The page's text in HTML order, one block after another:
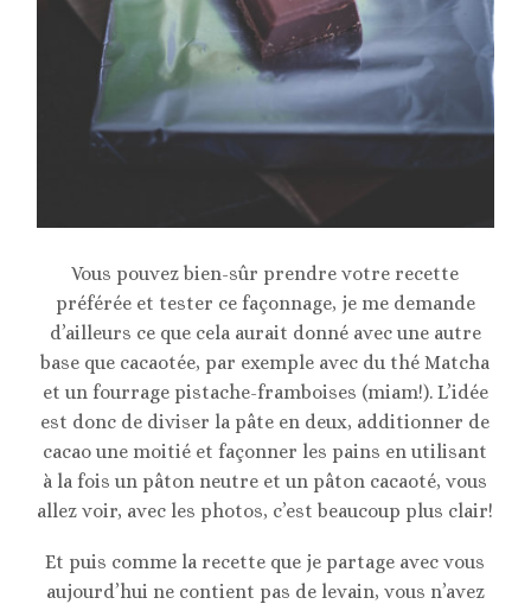
Vous pouvez bien-sûr prendre votre recette
préférée et tester ce façonnage, je me demande
d’ailleurs ce que cela aurait donné avec une autre
base que cacaotée, par exemple avec du thé Matcha
et un fourrage pistache-framboises (miam!). L’idée
est donc de diviser la pâte en deux, additionner de
cacao une moitié et façonner les pains en utilisant
à la fois un pâton neutre et un pâton cacaoté, vous
allez voir, avec les photos, c’est beaucoup plus clair!
Et puis comme la recette que je partage avec vous
aujourd’hui ne contient pas de levain, vous n’avez